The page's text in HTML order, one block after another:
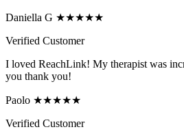
Daniella G ★★★★★
Verified Customer
I loved ReachLink! My therapist was
you thank you!
Paolo ★★★★★
Verified Customer